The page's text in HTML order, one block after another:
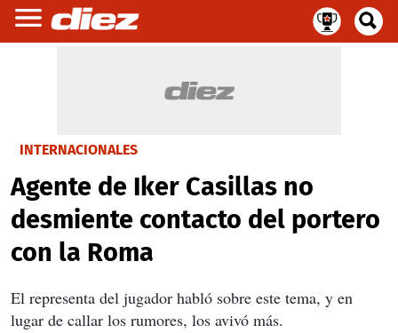
INTERNACIONALES
Agente de Iker Casillas no
desmiente contacto del portero
con la Roma
El representa del jugador habló sobre este tema, y en
lugar de callar los rumores, los avivó más.